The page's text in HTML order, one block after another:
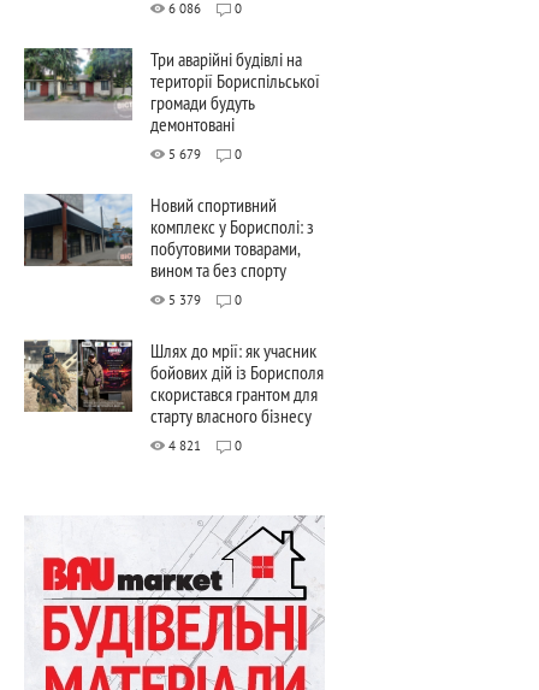
6 086 0
Три аварійні будівлі на
території Бориспільської
громади будуть
демонтовані
5 679 0
Новий спортивний
комплекс у Борисполі: з
побутовими товарами,
вином та без спорту
5 379 0
Шлях до мрії: як учасник
бойових дій із Борисполя
скористався грантом для
старту власного бізнесу
4 821 0